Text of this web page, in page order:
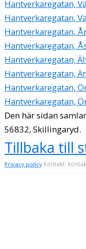
Hantverkaregatan,
Hantverkaregatan,
Hantverkaregatan,
Hantverkaregatan,
Hantverkaregatan,
Hantverkaregatan,
Hantverkaregatan,
Hantverkaregatan,
Den här sidan
56832, Skillingaryd.
Tillbaka till
Privacy policy Kontakt: